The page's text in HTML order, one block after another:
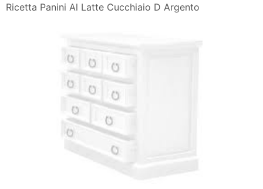
Ricetta Panini Al Latte Cucchiaio D Argento